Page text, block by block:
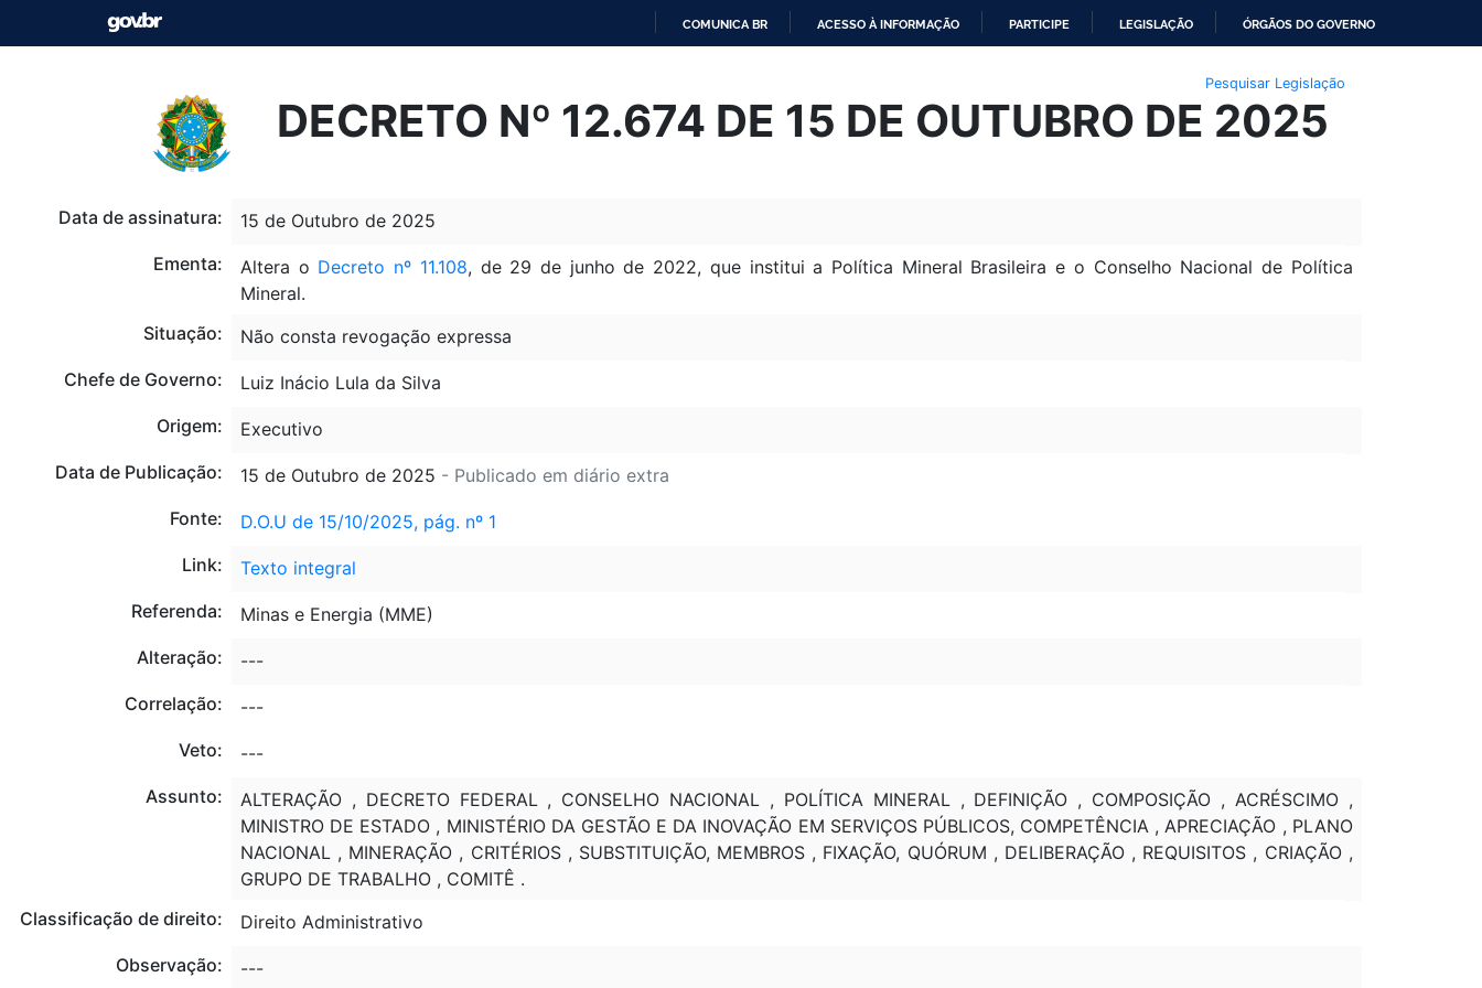
O
CONTEÚDO
COMUNICA BR ACESSO À INFORMAÇÃO PARTICIPE LEGISLAÇÃO ÓRGÃOS DO GOVERNO
Pesquisar Legislação
DECRETO Nº 12.674 DE 15 DE OUTUBRO DE 2025
Data de assinatura:
15 de Outubro de 2025
Ementa:
Altera o Decreto nº 11.108, de 29 de junho de 2022, que institui a Política Mineral Brasileira e o Conselho Nacional de Política
Mineral.
Situação:
Não consta revogação expressa
Chefe de Governo:
Luiz Inácio Lula da Silva
Origem:
Executivo
Data de Publicação:
15 de Outubro de 2025 - Publicado em diário extra
Fonte:
D.O.U de 15/10/2025, pág. nº 1
Link:
Texto integral
Referenda:
Minas e Energia (MME)
Alteração:
---
Correlação:
---
Veto:
---
Assunto:
ALTERAÇÃO , DECRETO FEDERAL , CONSELHO NACIONAL , POLÍTICA MINERAL , DEFINIÇÃO , COMPOSIÇÃO , ACRÉSCIMO ,
MINISTRO DE ESTADO , MINISTÉRIO DA GESTÃO E DA INOVAÇÃO EM SERVIÇOS PÚBLICOS, COMPETÊNCIA , APRECIAÇÃO , PLANO
NACIONAL , MINERAÇÃO , CRITÉRIOS , SUBSTITUIÇÃO, MEMBROS , FIXAÇÃO, QUÓRUM , DELIBERAÇÃO , REQUISITOS , CRIAÇÃO ,
GRUPO DE TRABALHO , COMITÊ .
Classificação de direito:
Direito Administrativo
Observação:
---